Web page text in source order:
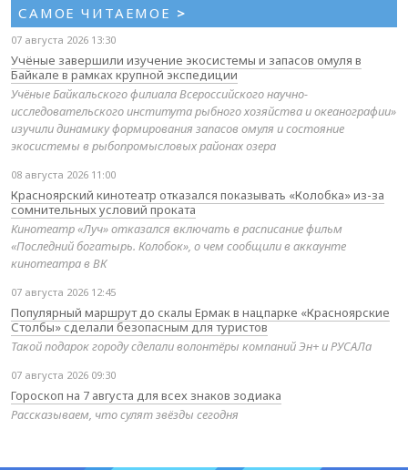
САМОЕ ЧИТАЕМОЕ >
07 августа 2026 13:30
Учёные завершили изучение экосистемы и запасов омуля в
Байкале в рамках крупной экспедиции
Учёные Байкальского филиала Всероссийского научно-
исследовательского института рыбного хозяйства и океанографии»
изучили динамику формирования запасов омуля и состояние
экосистемы в рыбопромысловых районах озера
08 августа 2026 11:00
Красноярский кинотеатр отказался показывать «Колобка» из-за
сомнительных условий проката
Кинотеатр «Луч» отказался включать в расписание фильм
«Последний богатырь. Колобок», о чем сообщили в аккаунте
кинотеатра в ВК
07 августа 2026 12:45
Популярный маршрут до скалы Ермак в нацпарке «Красноярские
Столбы» сделали безопасным для туристов
Такой подарок городу сделали волонтёры компаний Эн+ и РУСАЛа
07 августа 2026 09:30
Гороскоп на 7 августа для всех знаков зодиака
Рассказываем, что сулят звёзды сегодня